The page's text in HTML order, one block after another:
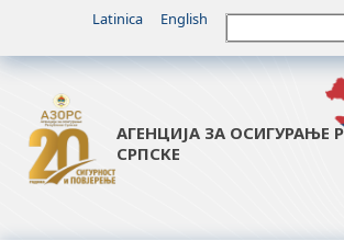
Latinica English Претрага
АГЕНЦИЈА ЗА ОСИГУРАЊЕ
СРПСКЕ